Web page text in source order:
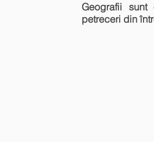
Geografii
petreceri din